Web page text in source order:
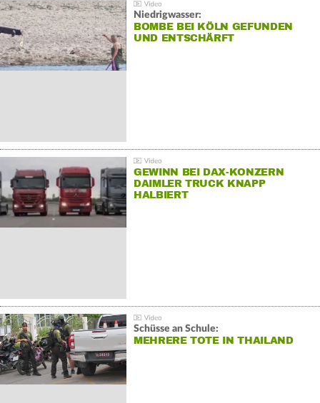
Niedrigwasser:
BOMBE BEI KÖLN GEFUNDEN
UND ENTSCHÄRFT
GEWINN BEI DAX-KONZERN
DAIMLER TRUCK KNAPP
HALBIERT
Schüsse an Schule:
MEHRERE TOTE IN THAILAND